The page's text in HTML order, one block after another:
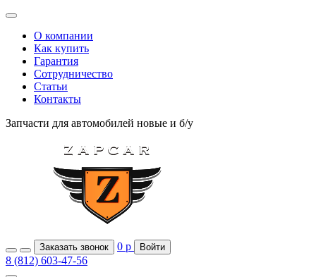
О компании
Как купить
Гарантия
Сотрудничество
Статьи
Контакты
Запчасти для автомобилей новые и б/у
Заказать звонок 0 р Войти
8 (812) 603-47-56